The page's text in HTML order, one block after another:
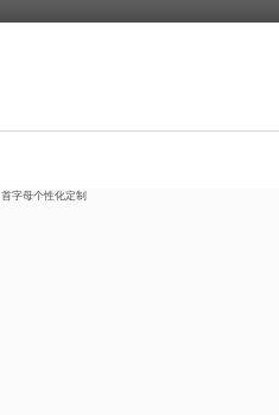
首字母个性化定制